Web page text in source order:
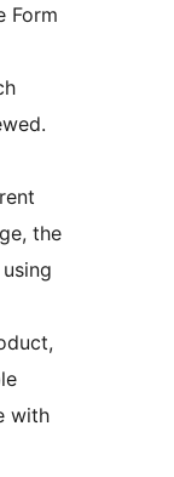
Form
the
with